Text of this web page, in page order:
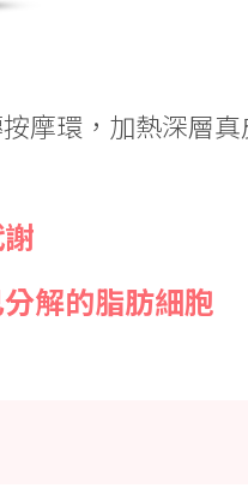
摩環，加熱深層
解的脂肪細胞